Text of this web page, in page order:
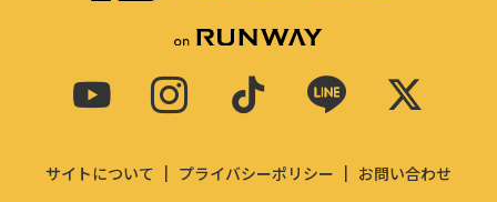
サイトについて プライバシーポリシー お問い合わせ